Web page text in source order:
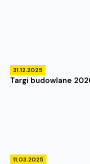
31.12.2025
Targi budowlane
11.03.2025